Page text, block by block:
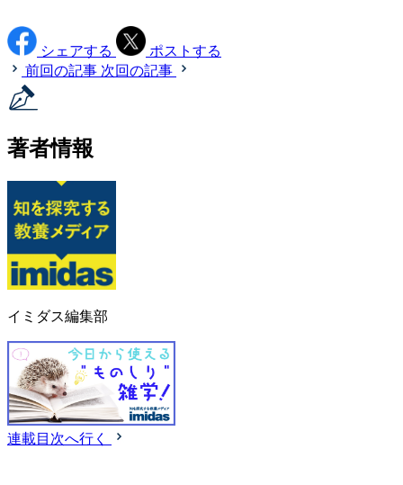
シェアする
ポストする
前回の記事 次回の記事
著者情報
イミダス編集部
連載目次へ行く